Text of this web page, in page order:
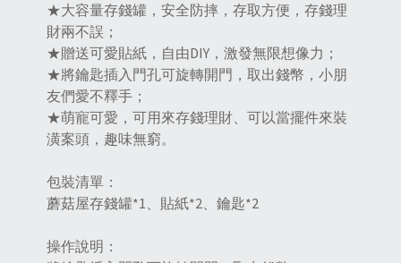
★大容量存錢罐，安全防摔，存取方便，存錢理
財兩不誤；
★贈送可愛貼紙，自由DIY，激發無限想像力；
★將鑰匙插入門孔可旋轉開門，取出錢幣，小朋
友們愛不釋手；
★萌寵可愛，可用來存錢理財、可以當擺件來裝
潢案頭，趣味無窮。
包裝清單：
蘑菇屋存錢罐*1、貼紙*2、鑰匙*2
操作說明：